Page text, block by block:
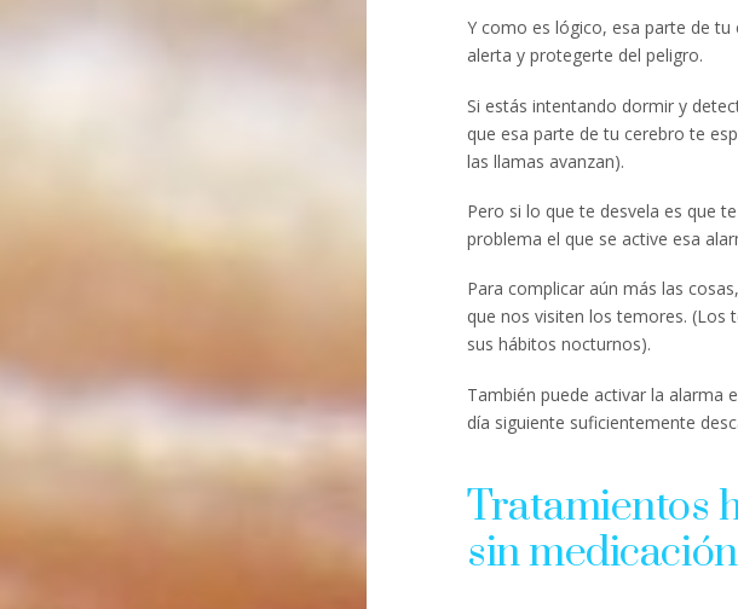
Y como es lógico, esa parte de
alerta y protegerte del peligro.
Si estás intentando dormir y
que esa parte de tu cerebro te
las llamas avanzan).
Pero si lo que te desvela es que
problema el que se active esa
Para complicar aún más las
que nos visiten los temores. (Los
sus hábitos nocturnos).
También puede activar la alarma
día siguiente suficientemente
Tratamientos
sin medicación